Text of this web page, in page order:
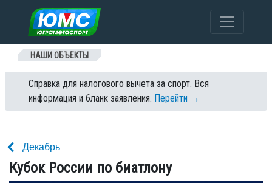
Перейти к содержанию
НАШИ ОБЪЕКТЫ
Справка для налогового вычета за спорт. Вся
информация и бланк заявления. Перейти →
Декабрь
Кубок России по биатлону